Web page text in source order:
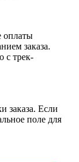
оплаты
заказа.
с трек-
заказа. Если
поле для